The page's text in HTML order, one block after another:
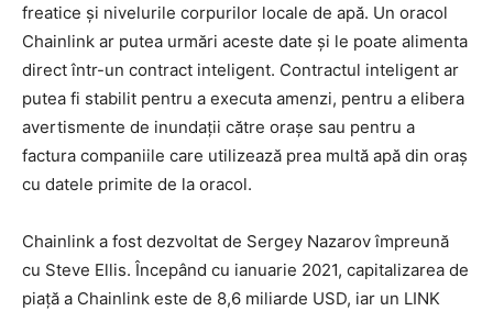
freatice și nivelurile corpurilor locale de apă. Un oracol
Chainlink ar putea urmări aceste date și le poate alimenta
direct într-un contract inteligent. Contractul inteligent ar
putea fi stabilit pentru a executa amenzi, pentru a elibera
avertismente de inundații către orașe sau pentru a
factura companiile care utilizează prea multă apă din oraș
cu datele primite de la oracol.
Chainlink a fost dezvoltat de Sergey Nazarov împreună
cu Steve Ellis. Începând cu ianuarie 2021, capitalizarea de
piață a Chainlink este de 8,6 miliarde USD, iar un LINK